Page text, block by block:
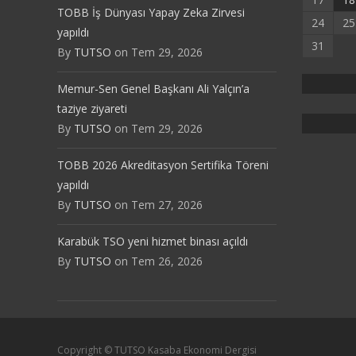
TOBB İş Dünyası Yapay Zeka Zirvesi
yapıldı
By TUTSO on Tem 29, 2026
Memur-Sen Genel Başkanı Ali Yalçın’a
taziye ziyareti
By TUTSO on Tem 29, 2026
TOBB 2026 Akreditasyon Sertifika Töreni
yapıldı
By TUTSO on Tem 27, 2026
Karabük TSO yeni hizmet binası açıldı
By TUTSO on Tem 26, 2026
24
25
31
Copyright © TUTSO Kasaba Ekonomi Dergisi